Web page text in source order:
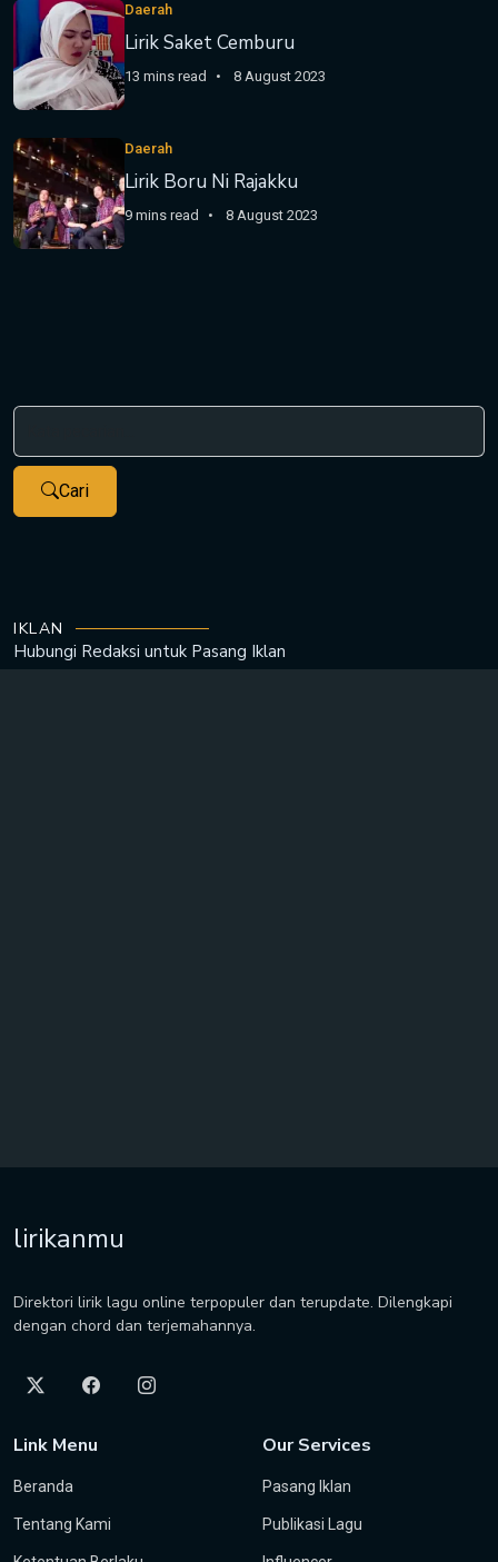
Daerah
Lirik Saket Cemburu
13 mins read 8 August 2023
Daerah
Lirik Boru Ni Rajakku
9 mins read 8 August 2023
Cari
IKLAN
Hubungi Redaksi untuk Pasang Iklan
lirikanmu
Direktori lirik lagu online terpopuler dan terupdate. Dilengkapi
dengan chord dan terjemahannya.
Link Menu
Beranda
Tentang Kami
Our Services
Pasang Iklan
Publikasi Lagu